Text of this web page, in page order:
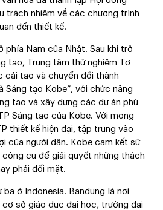
trách nhiệm về các chương trình
đến thiết kế.
phía Nam của Nhật. Sau khi trở
tạo, Trung tâm thử nghiệm Tơ
cải tạo và chuyển đổi thành
Sáng tạo Kobe”, với chức năng
tạo và xây dựng các dự án phù
Sáng tạo của Kobe. Với mong
thiết kế hiện đại, tập trung vào
của người dân. Kobe cam kết sử
cụ để giải quyết những thách
phải đối mặt.
ba ở Indonesia. Bandung là nơi
sở giáo dục đại học, trường đại